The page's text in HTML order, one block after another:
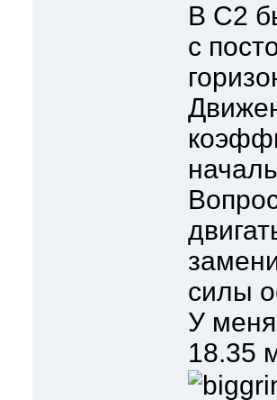
В C2
с
силы
У
18.35